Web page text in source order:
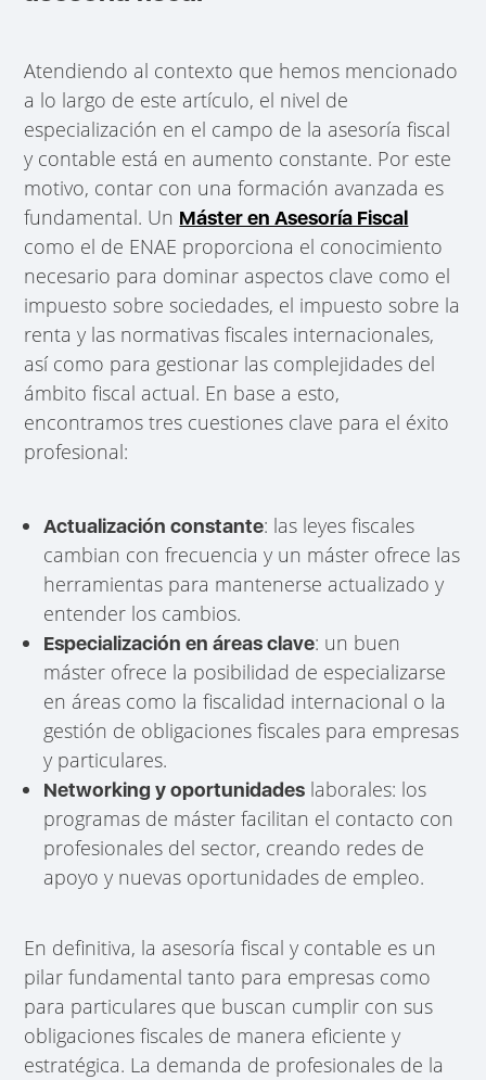
Atendiendo al contexto que hemos mencionado
a lo largo de este artículo, el nivel de
especialización en el campo de la asesoría fiscal
y contable está en aumento constante. Por este
motivo, contar con una formación avanzada es
fundamental. Un Máster en Asesoría Fiscal
como el de ENAE proporciona el conocimiento
necesario para dominar aspectos clave como el
impuesto sobre sociedades, el impuesto sobre la
renta y las normativas fiscales internacionales,
así como para gestionar las complejidades del
ámbito fiscal actual. En base a esto,
encontramos tres cuestiones clave para el éxito
profesional:
Actualización constante: las leyes fiscales
cambian con frecuencia y un máster ofrece las
herramientas para mantenerse actualizado y
entender los cambios.
Especialización en áreas clave: un buen
máster ofrece la posibilidad de especializarse
en áreas como la fiscalidad internacional o la
gestión de obligaciones fiscales para empresas
y particulares.
Networking y oportunidades laborales: los
programas de máster facilitan el contacto con
profesionales del sector, creando redes de
apoyo y nuevas oportunidades de empleo.
En definitiva, la asesoría fiscal y contable es un
pilar fundamental tanto para empresas como
para particulares que buscan cumplir con sus
obligaciones fiscales de manera eficiente y
estratégica. La demanda de profesionales de la